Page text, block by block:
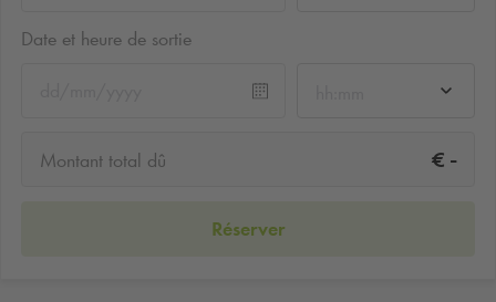
Date et heure de sortie
Montant total dû € -
Réserver